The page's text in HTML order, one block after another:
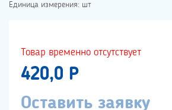
Единица измерения: шт
Товар временно отсутствует
420,0 P
Оставить заявку